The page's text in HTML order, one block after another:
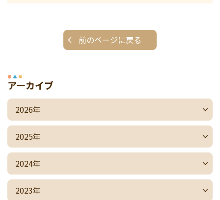
前のページに戻る
アーカイブ
2026年
2025年
2024年
2023年